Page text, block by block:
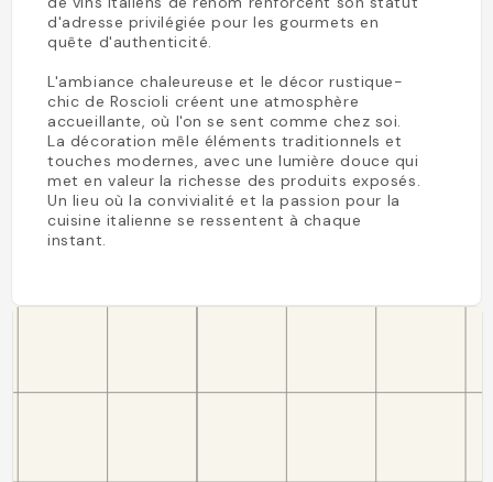
d'adresse privilégiée pour les gourmets en
quête d'authenticité.
L'ambiance chaleureuse et le décor rustique-
chic de Roscioli créent une atmosphère
accueillante, où l'on se sent comme chez soi.
La décoration mêle éléments traditionnels et
touches modernes, avec une lumière douce qui
met en valeur la richesse des produits exposés.
Un lieu où la convivialité et la passion pour la
cuisine italienne se ressentent à chaque
instant.